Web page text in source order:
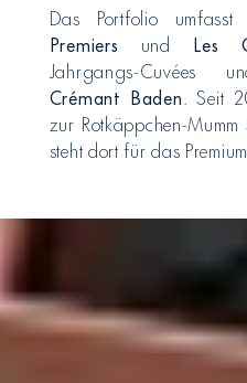
Das Portfolio
Premiers und Les
Jahrgangs-
Crémant Baden . Seit
zur Rotkäppchen-
steht dort für das